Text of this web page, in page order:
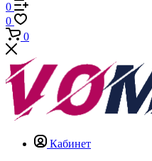
0
0
0
Кабинет